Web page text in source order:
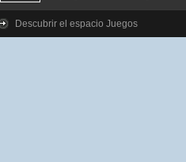
Descubrir el espacio Juegos